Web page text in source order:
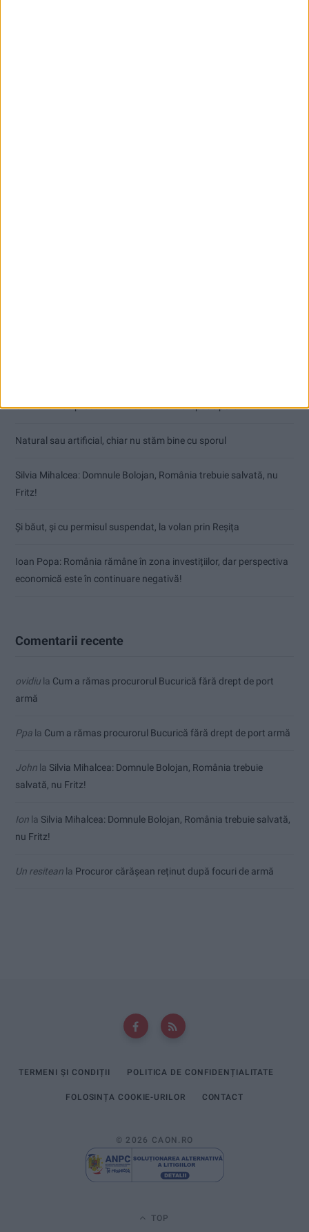
Cum a rămas procurorul Bucurică fără drept de port armă
Natural sau artificial, chiar nu stăm bine cu sporul
Silvia Mihalcea: Domnule Bolojan, România trebuie salvată, nu
Fritz!
Și băut, și cu permisul suspendat, la volan prin Reșița
Ioan Popa: România rămâne în zona investițiilor, dar perspectiva
economică este în continuare negativă!
Comentarii recente
ovidiu la Cum a rămas procurorul Bucurică fără drept de port
armă
Ppa la Cum a rămas procurorul Bucurică fără drept de port armă
John la Silvia Mihalcea: Domnule Bolojan, România trebuie
salvată, nu Fritz!
Ion la Silvia Mihalcea: Domnule Bolojan, România trebuie salvată,
nu Fritz!
Un resitean la Procuror cărășean reținut după focuri de armă
TERMENI ȘI CONDIȚII POLITICA DE CONFIDENȚIALITATE
FOLOSINȚA COOKIE-URILOR CONTACT
© 2026 CAON.RO
TOP